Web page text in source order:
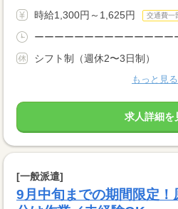
時給1,300円～1,625円 交通費一
ーーーーーーーーーーーーーー
シフト制（週休2〜3日制）
もっと見る
求人詳細を
[一般派遣]
9月中旬までの期間限定